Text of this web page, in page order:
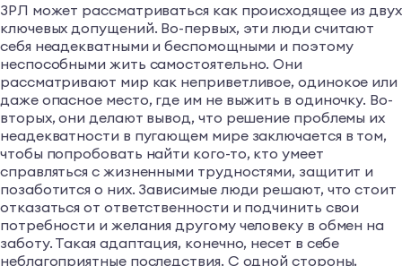
ЗРЛ может рассматриваться как происходящее из двух
ключевых допущений. Во-первых, эти люди считают
себя неадекватными и беспомощными и поэтому
неспособными жить самостоятельно. Они
рассматривают мир как неприветливое, одинокое или
даже опасное место, где им не выжить в одиночку. Во-
вторых, они делают вывод, что решение проблемы их
неадекватности в пугающем мире заключается в том,
чтобы попробовать найти кого-то, кто умеет
справляться с жизненными трудностями, защитит и
позаботится о них. Зависимые люди решают, что стоит
отказаться от ответственности и подчинить свои
потребности и желания другому человеку в обмен на
заботу. Такая адаптация, конечно, несет в себе
неблагоприятные последствия. С одной стороны,